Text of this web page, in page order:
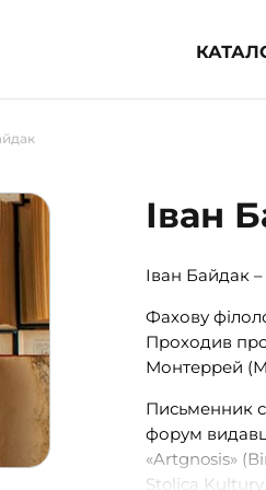
література (1854)
для підлітків (240)
популярна література (1015)
література та посібники
довідники, словники
сертифікати (1)
Іван
Іван Байдак
Фахову
Проходив
Монтеррей
Письменник
форум
«Artgnosis»
Stolica Kultury